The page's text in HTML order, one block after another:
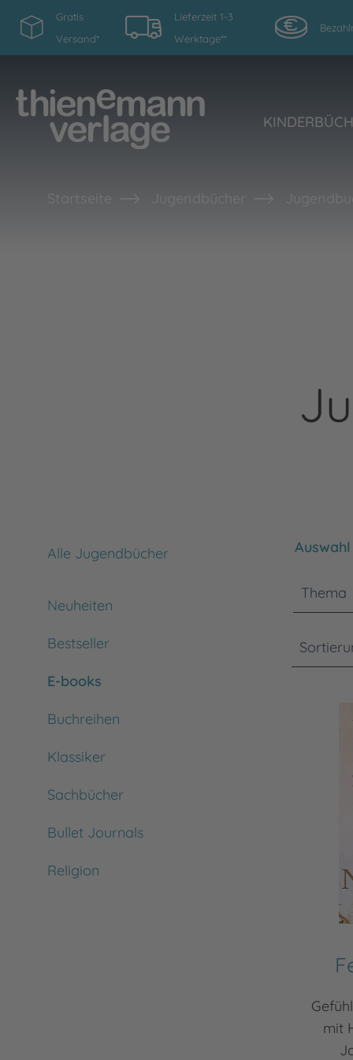
Gratis
Versand*
Lieferzeit 1-3
Werktage**
Alle Jugendbücher
Neuheiten
Bestseller
E-books
Buchreihen
Klassiker
Sachbücher
Bullet Journals
Religion
Bitte
Thema
mit